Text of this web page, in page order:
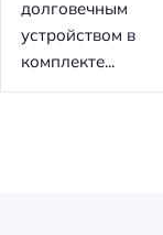
долговечным
устройством в
комплекте...